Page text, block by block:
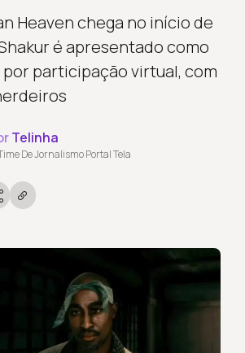
Heaven chega no início de
é apresentado como
participação virtual, com
Telinha
De Jornalismo Portal Tela